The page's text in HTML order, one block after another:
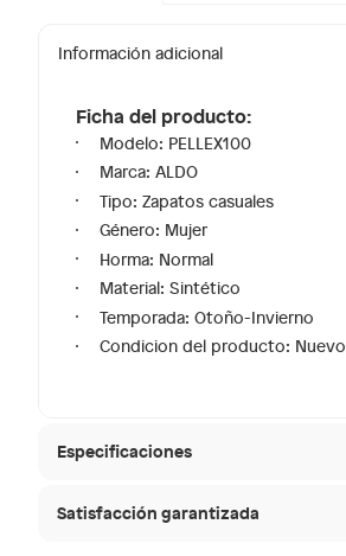
Información adicional
Ficha del producto:
Modelo: PELLEX100
Marca: ALDO
Tipo: Zapatos casuales
Género: Mujer
Horma: Normal
Material: Sintético
Temporada: Otoño-Invierno
Condicion del producto: Nuevo
Especificaciones
Tipo de ajuste
Satisfacción garantizada